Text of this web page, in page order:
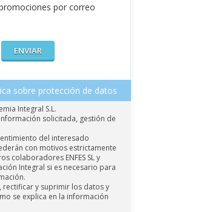
por correo
sobre protección de datos
Integral S.L.
solicitada, gestión de
del interesado
con motivos estrictamente
colaboradores ENFES SL y
Integral si es necesario para
rectificar y suprimir los datos y
se explica en la información